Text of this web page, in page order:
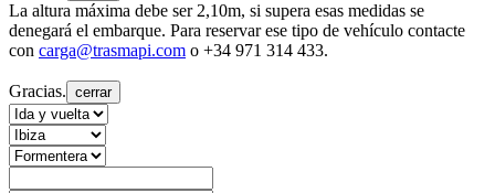
La altura máxima debe ser 2,10m, si supera esas medidas se
denegará el embarque. Para reservar ese tipo de vehículo contacte
con carga@trasmapi.com o +34 971 314 433.
Gracias. cerrar